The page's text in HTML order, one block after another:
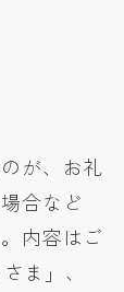
が、お礼
合など
内容はご
ま」、